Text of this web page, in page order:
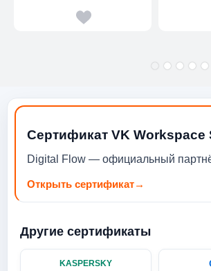
Сертификат VK Workspace
Digital Flow — официальный
Открыть сертификат→
Другие сертификаты
KASPERSKY